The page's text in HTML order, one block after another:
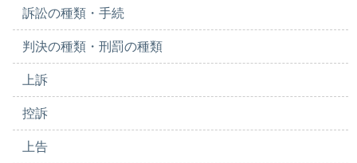
訴訟の種類・手続
判決の種類・刑罰の種類
上訴
控訴
上告